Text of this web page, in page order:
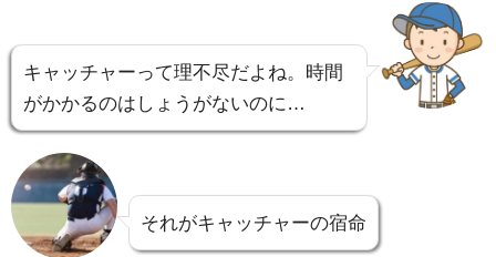
キャッチャーって理不尽だよね。時間
がかかるのはしょうがないのに…
それがキャッチャーの宿命